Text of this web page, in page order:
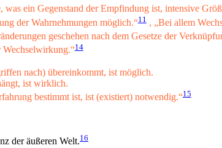
was ein Gegenstand der Empfindung ist, intensive
der Wahrnehmungen möglich.“11, „Bei allem
geschehen nach dem Gesetze der
Wechselwirkung.“14
nach) übereinkommt, ist möglich.
ist wirklich.
bestimmt ist, ist (existiert) notwendig.“15
der äußeren Welt.16